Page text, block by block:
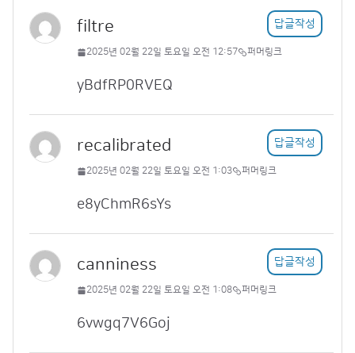
filtre 답글작성
2025년 02월 22일 토요일 오전 12:57 퍼머링크
yBdfRP0RVEQ
recalibrated 답글작성
2025년 02월 22일 토요일 오전 1:03 퍼머링크
e8yChmR6sYs
canniness 답글작성
2025년 02월 22일 토요일 오전 1:08 퍼머링크
6vwgq7V6Goj